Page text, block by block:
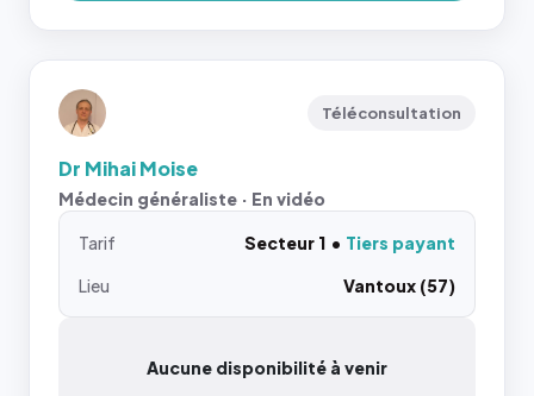
Téléconsultation
Dr Mihai Moise
Médecin généraliste · En vidéo
Tarif Secteur 1
Tiers payant
Lieu
Vantoux (57)
Aucune disponibilité à venir